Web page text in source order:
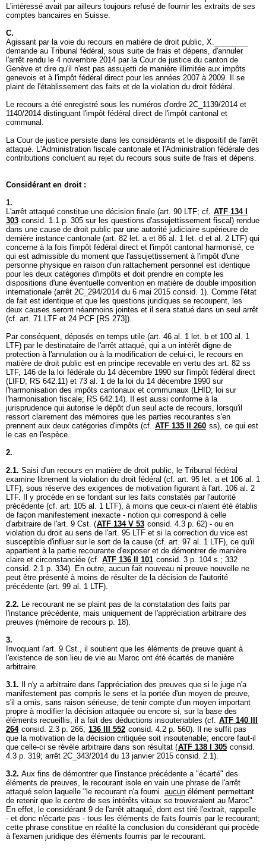
L'intéressé avait par ailleurs toujours refusé de fournir les extraits de ses
comptes bancaires en Suisse.
C.
Agissant par la voie du recours en matière de droit public, X.________
demande au Tribunal fédéral, sous suite de frais et dépens, d'annuler
l'arrêt rendu le 4 novembre 2014 par la Cour de justice du canton de
Genève et dire qu'il n'est pas assujetti de manière illimitée aux impôts
genevois et à l'impôt fédéral direct pour les années 2007 à 2009. Il se
plaint de l'établissement des faits et de la violation du droit fédéral.
Le recours a été enregistré sous les numéros d'ordre 2C_1139/2014 et
1140/2014 distinguant l'impôt fédéral direct de l'impôt cantonal et
communal.
La Cour de justice persiste dans les considérants et le dispositif de l'arrêt
attaqué. L'Administration fiscale cantonale et l'Administration fédérale des
contributions concluent au rejet du recours sous suite de frais et dépens.
Considérant en droit :
1.
L'arrêt attaqué constitue une décision finale (art. 90 LTF; cf. ATF 134 I
303 consid. 1.1 p. 305 sur les questions d'assujettissement fiscal) rendue
dans une cause de droit public par une autorité judiciaire supérieure de
dernière instance cantonale (art. 82 let. a et 86 al. 1 let. d et al. 2 LTF) qui
concerne à la fois l'impôt fédéral direct et l'impôt cantonal harmonisé, ce
qui est admissible du moment que l'assujettissement à l'impôt d'une
personne physique en raison d'un rattachement personnel est identique
pour les deux catégories d'impôts et doit prendre en compte les
dispositions d'une éventuelle convention en matière de double imposition
internationale (arrêt 2C_294/2014 du 6 mai 2015 consid. 1). Comme l'état
de fait est identique et que les questions juridiques se recoupent, les
deux causes seront néanmoins jointes et il sera statué dans un seul arrêt
(cf. art. 71 LTF et 24 PCF [RS 273]).
Par conséquent, déposés en temps utile (art. 46 al. 1 let. b et 100 al. 1
LTF) par le destinataire de l'arrêt attaqué, qui a un intérêt digne de
protection à l'annulation ou à la modification de celui-ci, le recours en
matière de droit public est en principe recevable en vertu des art. 82 ss
LTF, 146 de la loi fédérale du 14 décembre 1990 sur l'impôt fédéral direct
(LIFD; RS 642.11) et 73 al. 1 de la loi du 14 décembre 1990 sur
l'harmonisation des impôts cantonaux et communaux (LHID; loi sur
l'harmonisation fiscale; RS 642.14). Il est aussi conforme à la
jurisprudence qui autorise le dépôt d'un seul acte de recours, lorsqu'il
ressort clairement des mémoires que les parties recourantes s'en
prennent aux deux catégories d'impôts (cf. ATF 135 II 260 ss), ce qui est
le cas en l'espèce.
2.
2.1. Saisi d'un recours en matière de droit public, le Tribunal fédéral
examine librement la violation du droit fédéral (cf. art. 95 let. a et 106 al. 1
LTF), sous réserve des exigences de motivation figurant à l'art. 106 al. 2
LTF. Il y procède en se fondant sur les faits constatés par l'autorité
précédente (cf. art. 105 al. 1 LTF), à moins que ceux-ci n'aient été établis
de façon manifestement inexacte - notion qui correspond à celle
d'arbitraire de l'art. 9 Cst. (ATF 134 V 53 consid. 4.3 p. 62) - ou en
violation du droit au sens de l'art. 95 LTF et si la correction du vice est
susceptible d'influer sur le sort de la cause (cf. art. 97 al. 1 LTF), ce qu'il
appartient à la partie recourante d'exposer et de démontrer de manière
claire et circonstanciée (cf. ATF 136 II 101 consid. 3 p. 104 s.; 332
consid. 2.1 p. 334). En outre, aucun fait nouveau ni preuve nouvelle ne
peut être présenté à moins de résulter de la décision de l'autorité
précédente (art. 99 al. 1 LTF).
2.2. Le recourant ne se plaint pas de la constatation des faits par
l'instance précédente, mais uniquement de l'appréciation arbitraire des
preuves (mémoire de recours p. 18).
3.
Invoquant l'art. 9 Cst., il soutient que les éléments de preuve quant à
l'existence de son lieu de vie au Maroc ont été écartés de manière
arbitraire.
3.1. Il n'y a arbitraire dans l'appréciation des preuves que si le juge n'a
manifestement pas compris le sens et la portée d'un moyen de preuve,
s'il a omis, sans raison sérieuse, de tenir compte d'un moyen important
propre à modifier la décision attaquée ou encore si, sur la base des
éléments recueillis, il a fait des déductions insoutenables (cf. ATF 140 III
264 consid. 2.3 p. 266; 136 III 552 consid. 4.2 p. 560). Il ne suffit pas
que la motivation de la décision critiquée soit insoutenable; encore faut-il
que celle-ci se révèle arbitraire dans son résultat (ATF 138 I 305 consid.
4.3 p. 319; arrêt 2C_343/2014 du 13 janvier 2015 consid. 2.1).
3.2. Aux fins de démontrer que l'instance précédente a "écarté" des
éléments de preuves, le recourant isole en vain une phrase de l'arrêt
attaqué selon laquelle "le recourant n'a fourni aucun élément permettant
de retenir que le centre de ses intérêts vitaux se trouveraient au Maroc".
En effet, le considérant 9 de l'arrêt attaqué, dont est tiré l'extrait, rappelle
- et donc n'écarte pas - tous les éléments de faits fournis par le recourant;
cette phrase constitue en réalité la conclusion du considérant qui procède
à l'examen juridique des éléments fournis par le recourant.